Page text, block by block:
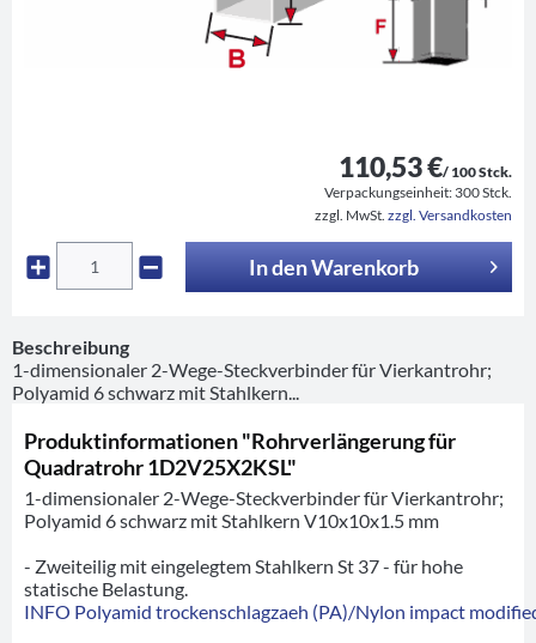
110,53 €/ 100 Stck.
Verpackungseinheit: 300 Stck.
zzgl. MwSt. zzgl. Versandkosten
In denWarenkorb
Beschreibung
1-dimensionaler 2-Wege-Steckverbinder für Vierkantrohr;
Polyamid 6 schwarz mit Stahlkern...
Produktinformationen "Rohrverlängerung für
Quadratrohr 1D2V25X2KSL"
1-dimensionaler 2-Wege-Steckverbinder für Vierkantrohr;
Polyamid 6 schwarz mit Stahlkern V10x10x1.5 mm
- Zweiteilig mit eingelegtem Stahlkern St 37 - für hohe
statische Belastung.
INFO Polyamid trockenschlagzaeh (PA)/Nylon impact